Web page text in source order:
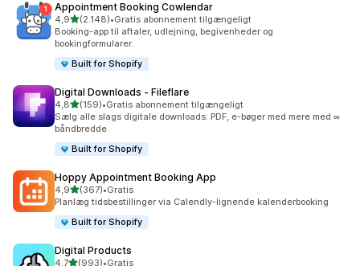
Appointment Booking Cowlendar
4,9ud af 5 stjerner
(2.148)
2148 anmeldelser i alt
•Gratis abonnement tilgængeligt
Booking-app til aftaler, udlejning, begivenheder og
bookingformularer.
Built for Shopify
Digital Downloads ‑ Fileflare
4,8ud af 5 stjerner
(159)
159 anmeldelser i alt
•Gratis abonnement tilgængeligt
Sælg alle slags digitale downloads: PDF, e-bøger med mere med ∞
båndbredde
Built for Shopify
Hoppy Appointment Booking App
4,9ud af 5 stjerner
(367)
367 anmeldelser i alt
•Gratis
Planlæg tidsbestillinger via Calendly-lignende kalenderbooking
Built for Shopify
Digital Products
4,7ud af 5 stjerner
(993)•Gratis